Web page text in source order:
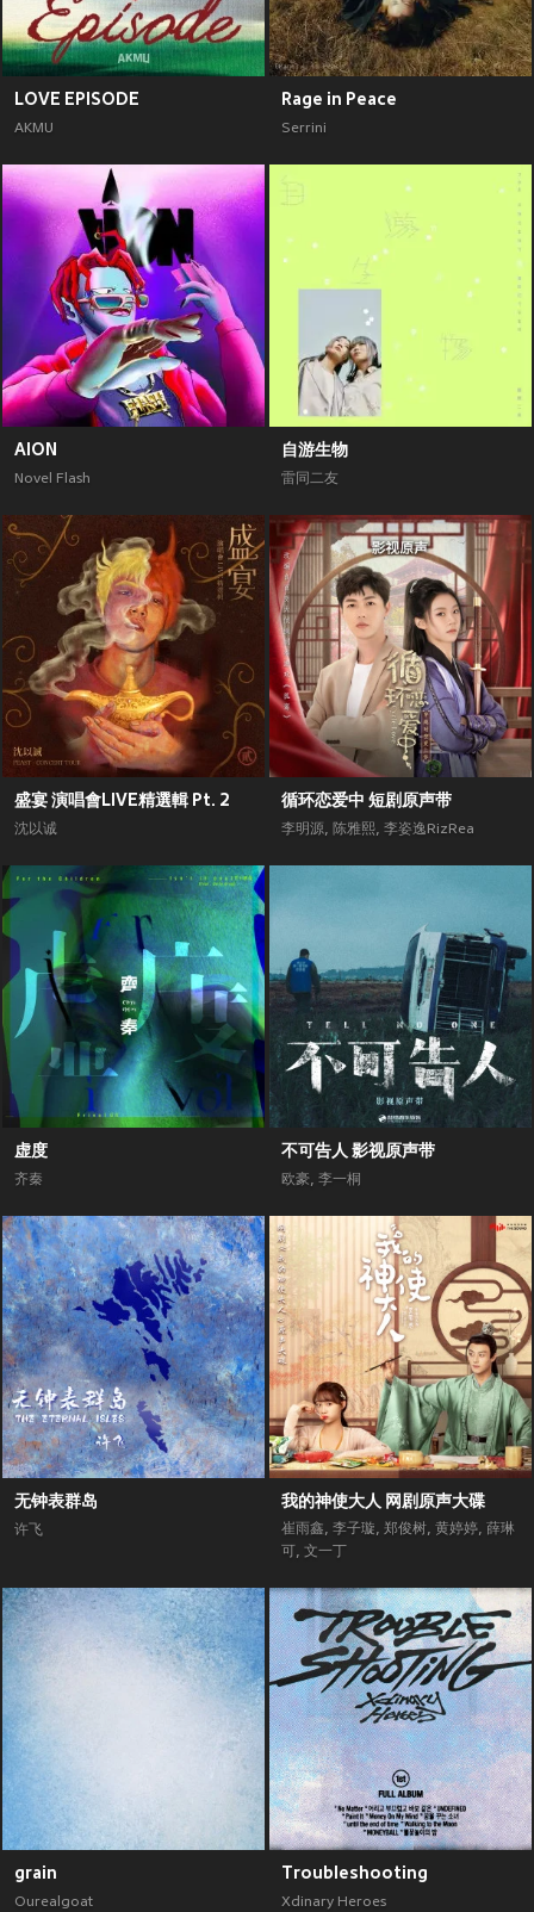
LOVE EPISODE
AKMU
Rage in Peace
Serrini
AION
Novel Flash
自游生物
雷同二友
盛宴 演唱會LIVE精選輯 Pt. 2
沈以诚
循环恋爱中 短剧原声带
李明源, 陈雅熙, 李姿逸RizRea
虚度
齐秦
不可告人 影视原声带
欧豪, 李一桐
无钟表群岛
许飞
我的神使大人 网剧原声大碟
崔雨鑫, 李子璇, 郑俊树, 黄婷婷, 薛琳
可 , 文一丁
grain
Ourealgoat
Troubleshooting
Xdinary Heroes